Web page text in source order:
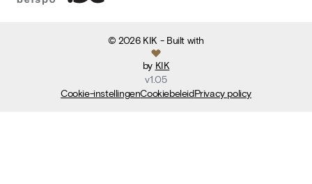
©2026 KIK - Built with
by KIK
v1.05
Cookie-instellingenCookiebeleidPrivacy policy